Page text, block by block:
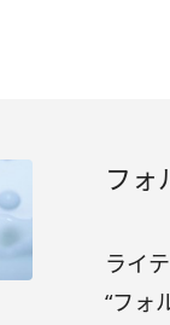
フォ
ライ
“フォ